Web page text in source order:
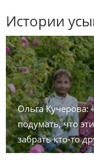
Истории
Ольга Кучерова:
подумать, что
забрать кто-то